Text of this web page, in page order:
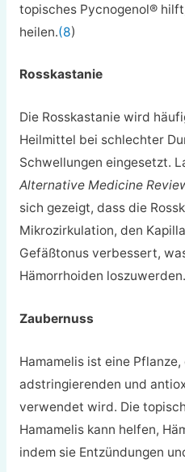
topisches Pycnogenol®
heilen.(8)
Rosskastanie
Die Rosskastanie wird
Heilmittel bei schlechter
Schwellungen eingesetzt.
Alternative Medicine
sich gezeigt, dass die
Mikrozirkulation, den
Gefäßtonus verbessert,
Hämorrhoiden loszuwerden.
Zaubernuss
Hamamelis ist eine
adstringierenden und
verwendet wird. Die
Hamamelis kann helfen,
indem sie Entzündungen